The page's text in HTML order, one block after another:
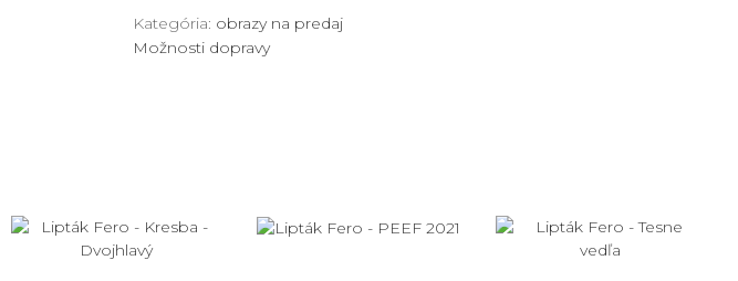
Kategória: obrazy na predaj
Možnosti dopravy